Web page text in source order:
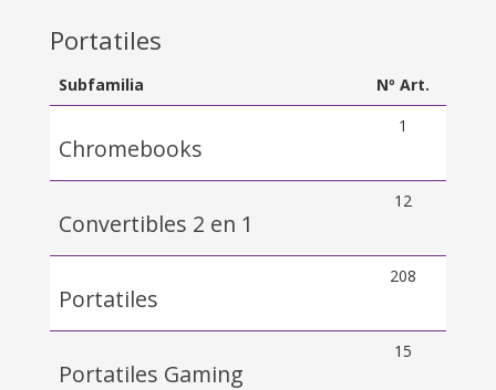
Portatiles
Subfamilia Nº Art.
Chromebooks
1
Convertibles 2 en 1
12
Portatiles
208
Portatiles Gaming
15